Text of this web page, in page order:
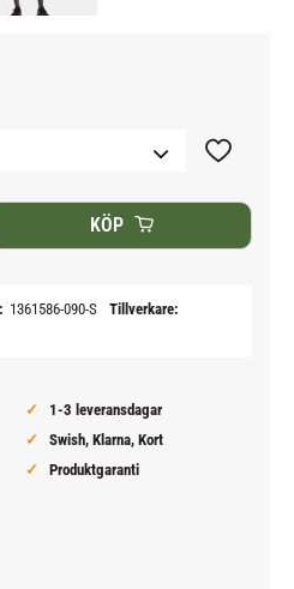
KÖP
Lägg till
1361586-090-S
Tillverkare
1-3 leveransdagar
Swish, Klarna, Kort
Produktgaranti